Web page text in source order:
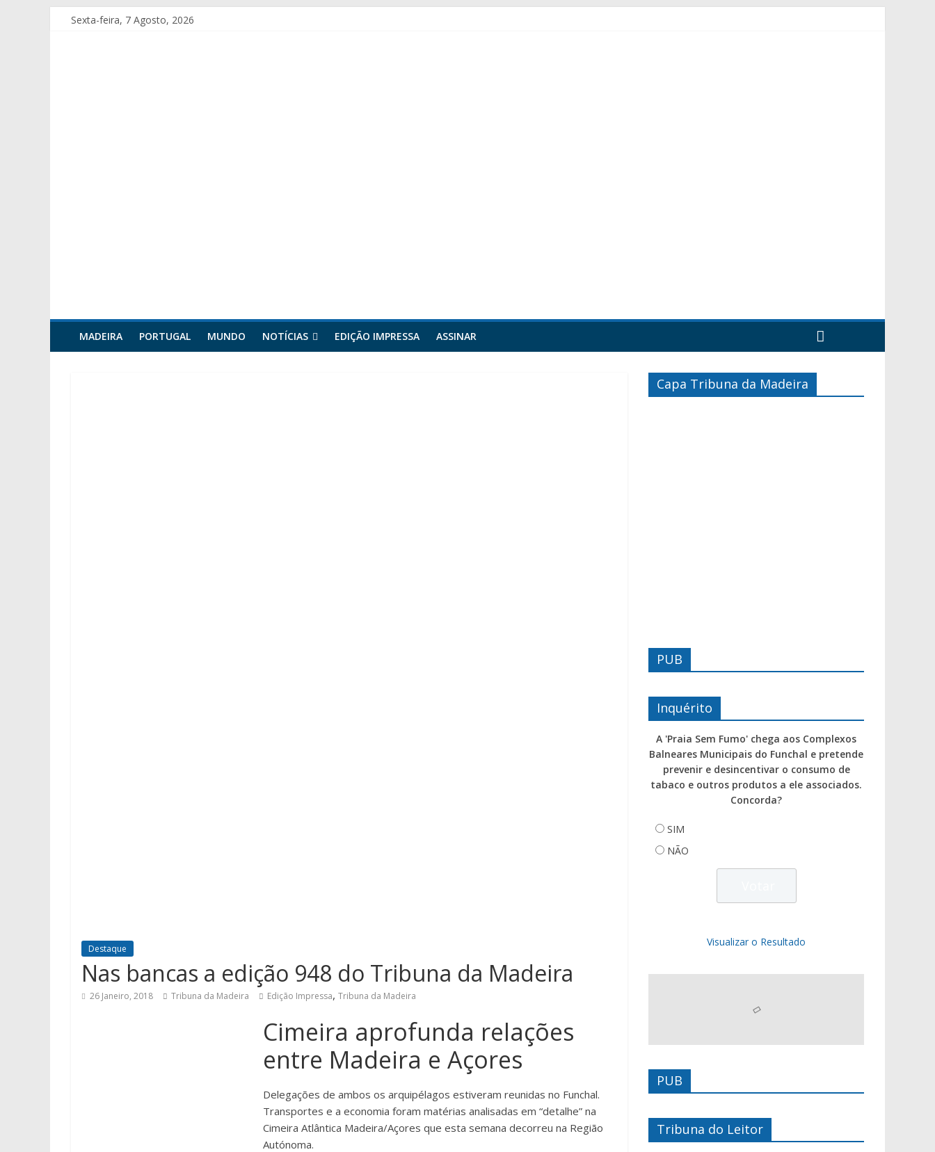
Sexta-feira, 7 Agosto, 2026
MADEIRA PORTUGAL MUNDO NOTÍCIAS EDIÇÃO IMPRESSA ASSINAR
Destaque
Nas bancas a edição 948 do Tribuna da Madeira
26 Janeiro, 2018 Tribuna da Madeira Edição Impressa, Tribuna da Madeira
Cimeira aprofunda relações
entre Madeira e Açores
Delegações de ambos os arquipélagos estiveram reunidas no Funchal.
Transportes e a economia foram matérias analisadas em “detalhe” na
Cimeira Atlântica Madeira/Açores que esta semana decorreu na Região
Autónoma.
Capa Tribuna da Madeira
PUB
Inquérito
A 'Praia Sem Fumo' chega aos Complexos
Balneares Municipais do Funchal e pretende
prevenir e desincentivar o consumo de
tabaco e outros produtos a ele associados.
Concorda?
SIM
NÃO
Visualizar o Resultado
PUB
Tribuna do Leitor